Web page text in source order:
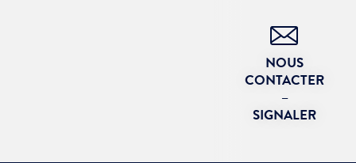
NOUS
CONTACTER
–
SIGNALER